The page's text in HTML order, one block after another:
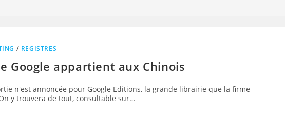
/ REGISTRES
Google appartient aux Chinois
n'est annoncée pour Google Editions, la grande librairie que la firme
y trouvera de tout, consultable sur…